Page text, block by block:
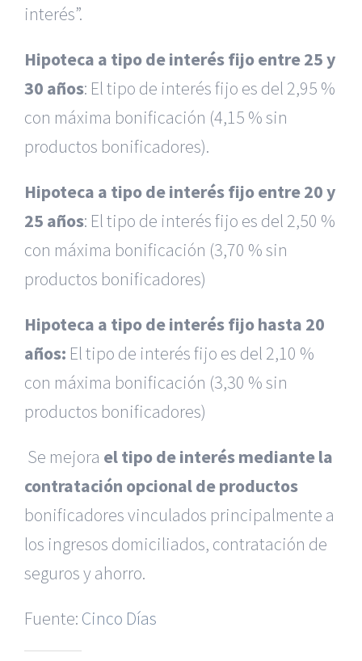
interés”.
Hipoteca a tipo de interés fijo entre 25 y
30 años: El tipo de interés fijo es del 2,95 %
con máxima bonificación (4,15 % sin
productos bonificadores).
Hipoteca a tipo de interés fijo entre 20 y
25 años: El tipo de interés fijo es del 2,50 %
con máxima bonificación (3,70 % sin
productos bonificadores)
Hipoteca a tipo de interés fijo hasta 20
años: El tipo de interés fijo es del 2,10 %
con máxima bonificación (3,30 % sin
productos bonificadores)
Se mejora el tipo de interés mediante la
contratación opcional de productos
bonificadores vinculados principalmente a
los ingresos domiciliados, contratación de
seguros y ahorro.
Fuente: Cinco Días
|Reclamación de Accidentes en Murcia|Reclamación
de Accidentes en Madrid |BGD Abogados Madrid|GM
|Formación para Abogados